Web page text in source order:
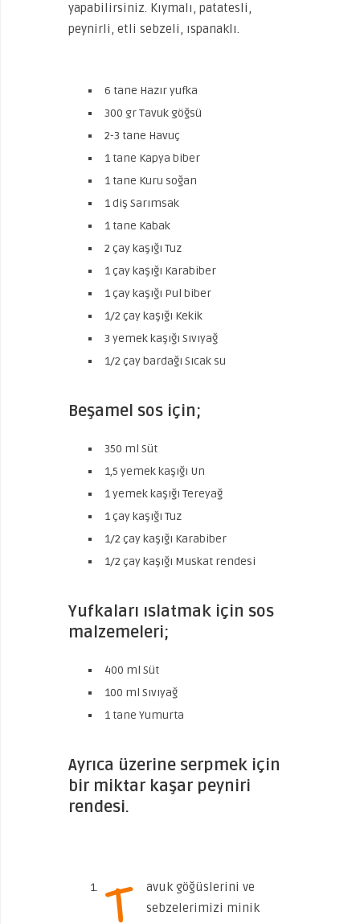
yapabilirsiniz. Kıymalı, patatesli,
peynirli, etli sebzeli, ıspanaklı.
6 tane Hazır yufka
300 gr Tavuk göğsü
2-3 tane Havuç
1 tane Kapya biber
1 tane Kuru soğan
1 diş Sarımsak
1 tane Kabak
2 çay kaşığı Tuz
1 çay kaşığı Karabiber
1 çay kaşığı Pul biber
1/2 çay kaşığı Kekik
3 yemek kaşığı Sıvıyağ
1/2 çay bardağı Sıcak su
Beşamel sos için;
350 ml Süt
1,5 yemek kaşığı Un
1 yemek kaşığı Tereyağ
1 çay kaşığı Tuz
1/2 çay kaşığı Karabiber
1/2 çay kaşığı Muskat rendesi
Yufkaları ıslatmak için sos
malzemeleri;
400 ml Süt
100 ml Sıvıyağ
1 tane Yumurta
Ayrıca üzerine serpmek için
bir miktar kaşar peyniri
rendesi.
T
avuk göğüslerini ve
sebzelerimizi minik